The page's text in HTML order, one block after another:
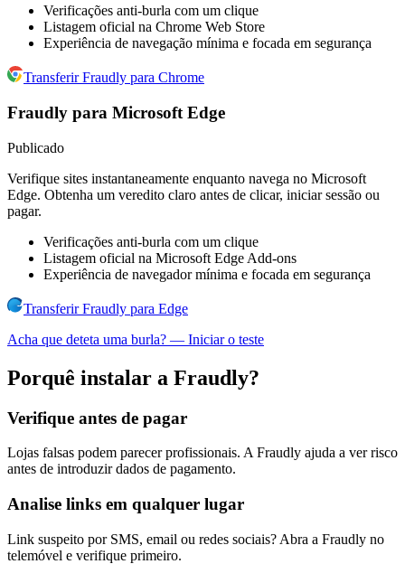
Verificações anti-burla com um clique
Listagem oficial na Chrome Web Store
Experiência de navegação mínima e focada em segurança
Transferir Fraudly para Chrome
Fraudly para Microsoft Edge
Publicado
Verifique sites instantaneamente enquanto navega no Microsoft
Edge. Obtenha um veredito claro antes de clicar, iniciar sessão ou
pagar.
Verificações anti-burla com um clique
Listagem oficial na Microsoft Edge Add-ons
Experiência de navegador mínima e focada em segurança
Transferir Fraudly para Edge
Acha que deteta uma burla? — Iniciar o teste
Porquê instalar a Fraudly?
Verifique antes de pagar
Lojas falsas podem parecer profissionais. A Fraudly ajuda a ver risco
antes de introduzir dados de pagamento.
Analise links em qualquer lugar
Link suspeito por SMS, email ou redes sociais? Abra a Fraudly no
telemóvel e verifique primeiro.